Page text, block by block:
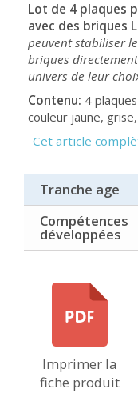
Lot de 4 plaques
avec des briques
peuvent stabiliser
briques
univers de leur
Contenu: 4
couleur jaune,
Cet article
Tranche age
Compétences
développées
Imprimer la
fiche produit